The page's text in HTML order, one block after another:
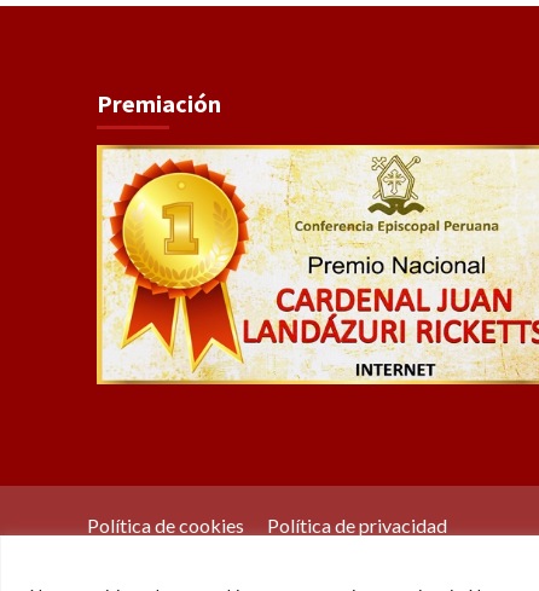
Premiación
Política de cookies Política de privacidad